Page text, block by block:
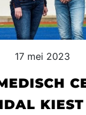
17 mei 2023